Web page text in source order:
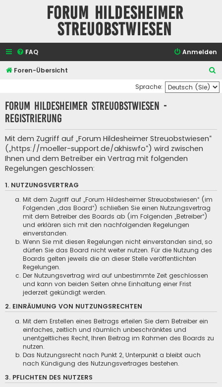
Forum Hildesheimer
Streuobstwiesen
FAQ Anmelden
Foren-Übersicht
u
c
Sprache:
Forum Hildesheimer Streuobstwiesen -
Registrierung
Mit dem Zugriff auf „Forum Hildesheimer Streuobstwiesen“
(„https://moeller-support.de/akhiswfo“) wird zwischen
Ihnen und dem Betreiber ein Vertrag mit folgenden
Regelungen geschlossen:
1. NUTZUNGSVERTRAG
Mit dem Zugriff auf „Forum Hildesheimer Streuobstwiesen“ (im
Folgenden „das Board“) schließen Sie einen Nutzungsvertrag
mit dem Betreiber des Boards ab (im Folgenden „Betreiber“)
und erklären sich mit den nachfolgenden Regelungen
einverstanden.
Wenn Sie mit diesen Regelungen nicht einverstanden sind, so
dürfen Sie das Board nicht weiter nutzen. Für die Nutzung des
Boards gelten jeweils die an dieser Stelle veröffentlichten
Regelungen.
Der Nutzungsvertrag wird auf unbestimmte Zeit geschlossen
und kann von beiden Seiten ohne Einhaltung einer Frist
jederzeit gekündigt werden.
2. EINRÄUMUNG VON NUTZUNGSRECHTEN
Mit dem Erstellen eines Beitrags erteilen Sie dem Betreiber ein
einfaches, zeitlich und räumlich unbeschränktes und
unentgeltliches Recht, Ihren Beitrag im Rahmen des Boards zu
nutzen.
Das Nutzungsrecht nach Punkt 2, Unterpunkt a bleibt auch
nach Kündigung des Nutzungsvertrages bestehen.
3. PFLICHTEN DES NUTZERS